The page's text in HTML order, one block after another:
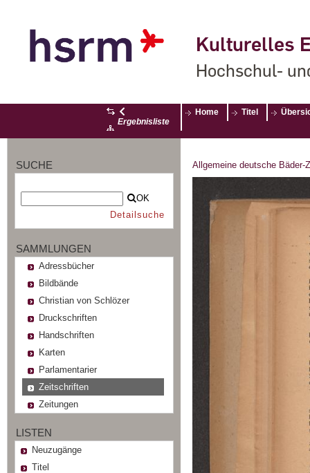
Kulturelles
Hochschul-
Ergebnisliste
Home Titel
SUCHE
OK
Detailsuche
SAMMLUNGEN
Adressbücher
Bildbände
Christian von Schlözer
Druckschriften
Handschriften
Karten
Parlamentarier
Zeitschriften
Zeitungen
LISTEN
Neuzugänge
Titel
Allgemeine deutsche Bäder-